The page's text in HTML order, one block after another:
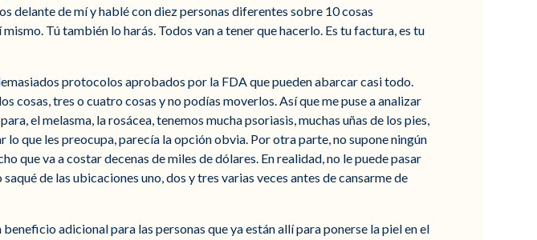
delante de mí y hablé con diez personas diferentes sobre 10 cosas
Tú también lo harás. Todos van a tener que hacerlo. Es tu factura, es tu
protocolos aprobados por la FDA que pueden abarcar casi todo.
cosas, tres o cuatro cosas y no podías moverlos. Así que me puse a analizar
el melasma, la rosácea, tenemos mucha psoriasis, muchas uñas de los pies,
lo que les preocupa, parecía la opción obvia. Por otra parte, no supone ningún
que va a costar decenas de miles de dólares. En realidad, no le puede pasar
de las ubicaciones uno, dos y tres varias veces antes de cansarme de
adicional para las personas que ya están allí para ponerse la piel en el